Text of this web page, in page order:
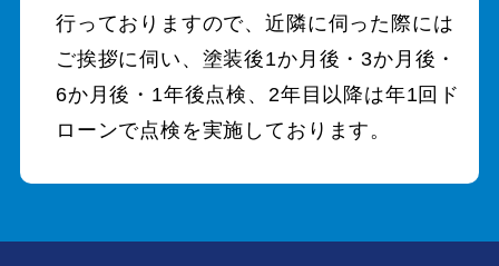
行っておりますので、近隣に伺った際には
ご挨拶に伺い、塗装後1か月後・3か月後・
6か月後・1年後点検、2年目以降は年1回ド
ローンで点検を実施しております。